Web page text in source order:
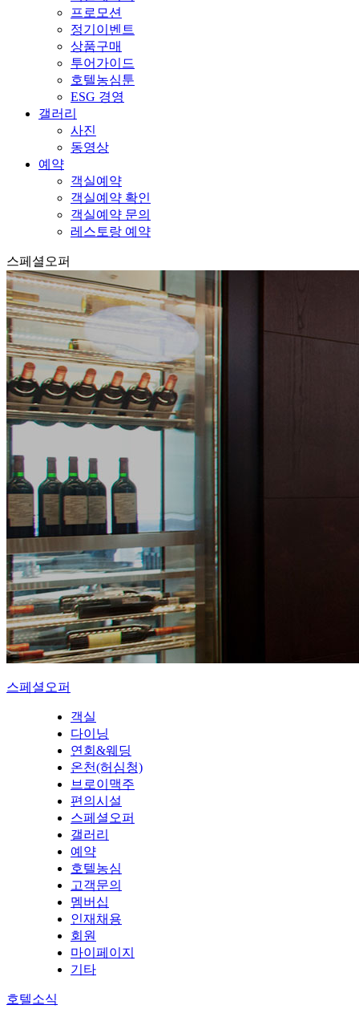
프로모션
정기이벤트
상품구매
투어가이드
호텔농심툰
ESG 경영
갤러리
사진
동영상
예약
객실예약
객실예약 확인
객실예약 문의
레스토랑 예약
스페셜오퍼
스페셜오퍼
객실
다이닝
연회&웨딩
온천(허심청)
브로이맥주
편의시설
스페셜오퍼
갤러리
예약
호텔농심
고객문의
멤버십
인재채용
회원
마이페이지
기타
호텔소식